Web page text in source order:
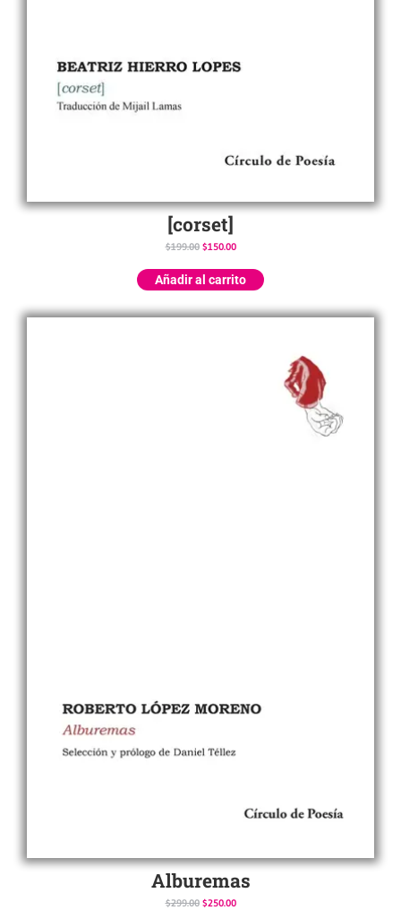
[corset]
$199.00 $150.00
Añadir al carrito
Alburemas
$299.00 $250.00